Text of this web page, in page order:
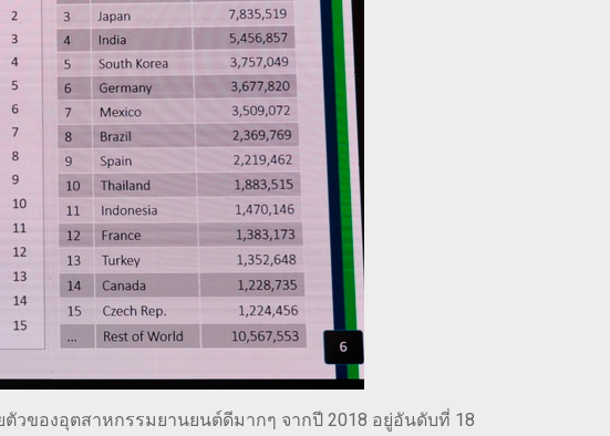
วของอุตสาหกรรมยานยนต์ดีมากๆ จากปี 2018 อยู่อันดับที่ 18